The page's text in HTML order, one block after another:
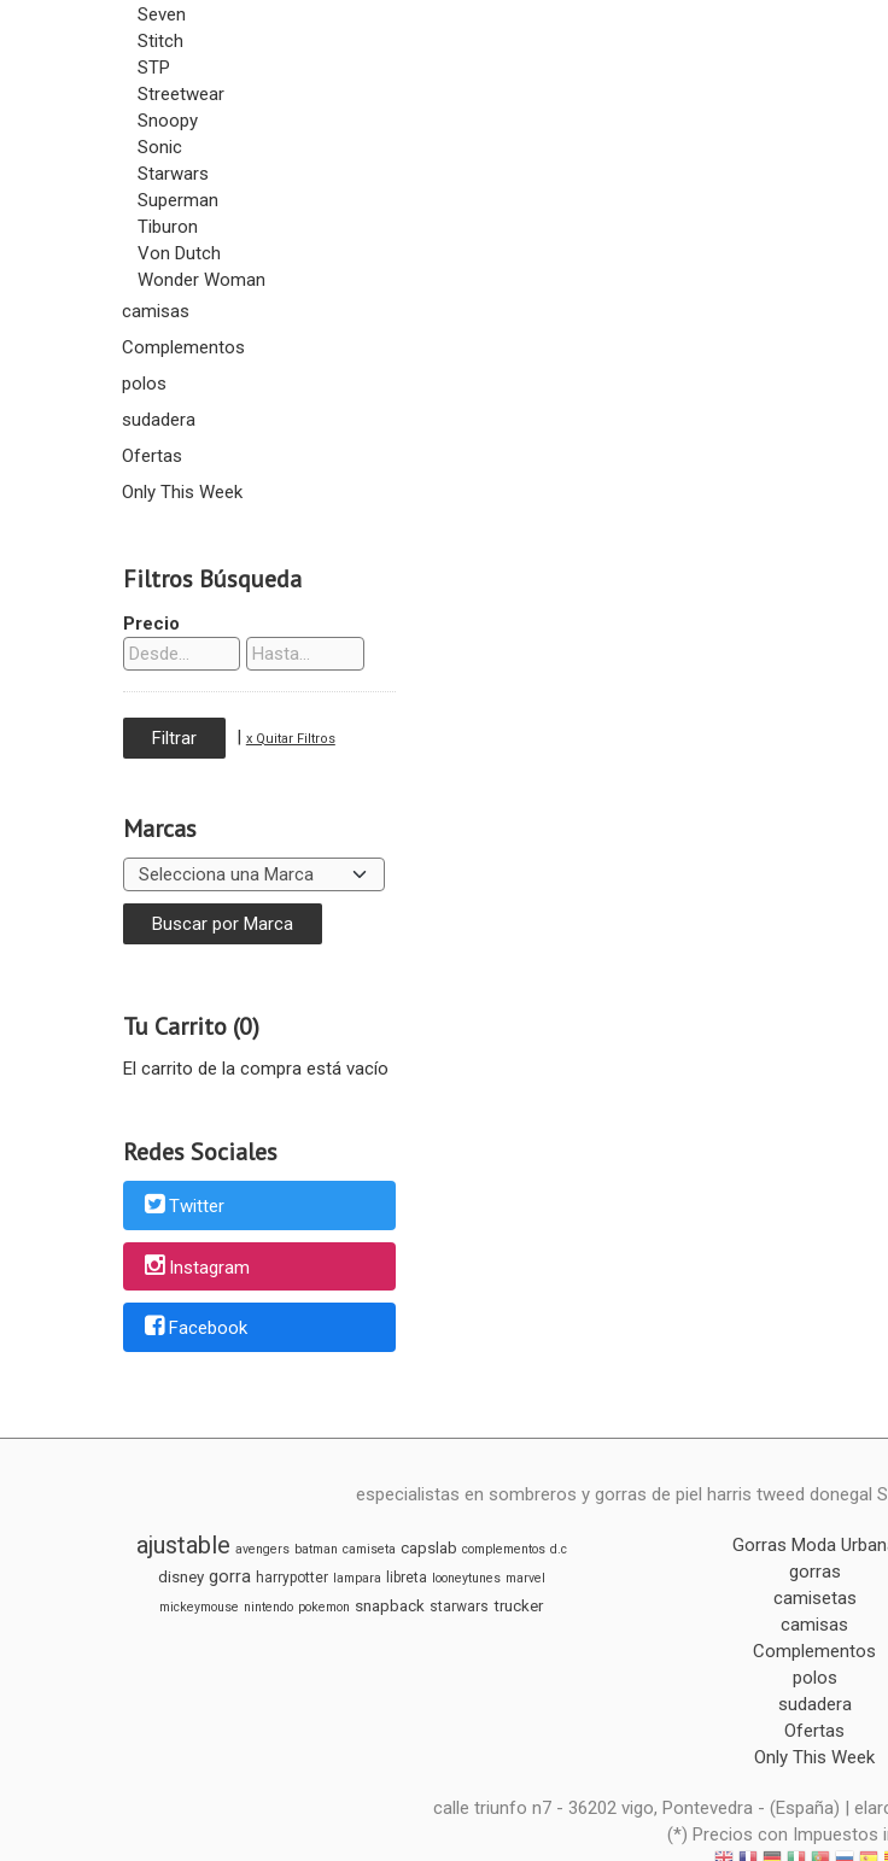
Seven
Stitch
STP
Streetwear
Snoopy
Sonic
Starwars
Superman
Tiburon
Von Dutch
Wonder Woman
camisas
Complementos
polos
sudadera
Ofertas
Only This Week
Filtros Búsqueda
Precio
| x Quitar Filtros
Marcas
Tu Carrito (0)
El carrito de la compra está vacío
Redes Sociales
Twitter
Instagram
Facebook
especialistas en sombreros y gorras de piel harris tweed donegal
ajustable avengers batman camiseta capslab complementos d.c
disney gorra harrypotter lampara libreta looneytunes marvel
mickeymouse nintendo pokemon snapback starwars trucker
Gorras Moda
gorras
camisetas
camisas
Complementos
polos
sudadera
Ofertas
Only This Week
calle triunfo n7 - 36202 vigo, Pontevedra - (España) |
(*) Precios con Impuestos